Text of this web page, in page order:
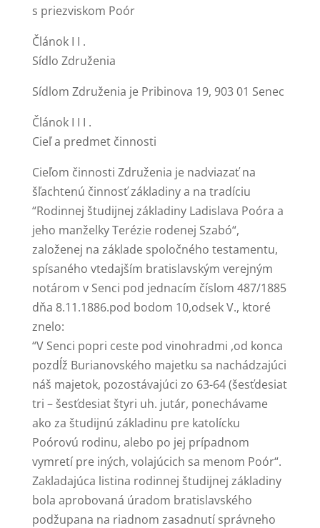
s priezviskom Poór
Článok I I .
Sídlo Združenia
Sídlom Združenia je Pribinova 19, 903 01 Senec
Článok I I I .
Cieľ a predmet činnosti
Cieľom činnosti Združenia je nadviazať na
šľachtenú činnosť základiny a na tradíciu
“Rodinnej študijnej základiny Ladislava Poóra a
jeho manželky Terézie rodenej Szabó“,
založenej na základe spoločného testamentu,
spísaného vtedajším bratislavským verejným
notárom v Senci pod jednacím číslom 487/1885
dňa 8.11.1886.pod bodom 10,odsek V., ktoré
znelo:
“V Senci popri ceste pod vinohradmi ,od konca
pozdĺž Burianovského majetku sa nachádzajúci
náš majetok, pozostávajúci zo 63-64 (šesťdesiat
tri – šesťdesiat štyri uh. jutár, ponechávame
ako za študijnú základinu pre katolícku
Poórovú rodinu, alebo po jej prípadnom
vymretí pre iných, volajúcich sa menom Poór“.
Zakladajúca listina rodinnej študijnej základiny
bola aprobovaná úradom bratislavského
podžupana na riadnom zasadnutí správneho